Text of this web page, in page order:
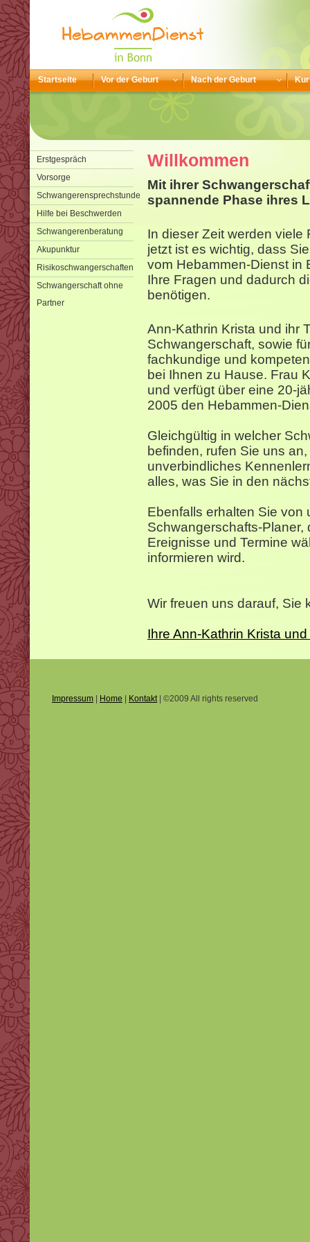
Startseite Vor der Geburt Nach der Geburt
Erstgespräch
Vorsorge
Schwangerensprechstunde
Hilfe bei Beschwerden
Schwangerenberatung
Akupunktur
Risikoschwangerschaften
Schwangerschaft ohne
Partner
Willkommen
Mit ihrer
spannende Phase ihres
In dieser Zeit werden
jetzt ist es wichtig, dass
vom Hebammen-Dienst in
Ihre Fragen und dadurch
benötigen.
Ann-Kathrin Krista und ihr
Schwangerschaft, sowie
fachkundige und
bei Ihnen zu Hause. Frau
und verfügt über eine 20-
2005 den Hebammen-
Gleichgültig in welcher
befinden, rufen Sie uns
unverbindliches
alles, was Sie in den
Ebenfalls erhalten Sie von
Schwangerschafts-Planer,
Ereignisse und Termine
informieren wird.
Wir freuen uns darauf, Sie
Ihre Ann-Kathrin Krista
Impressum Home Kontakt| ©2009 All rights reserved